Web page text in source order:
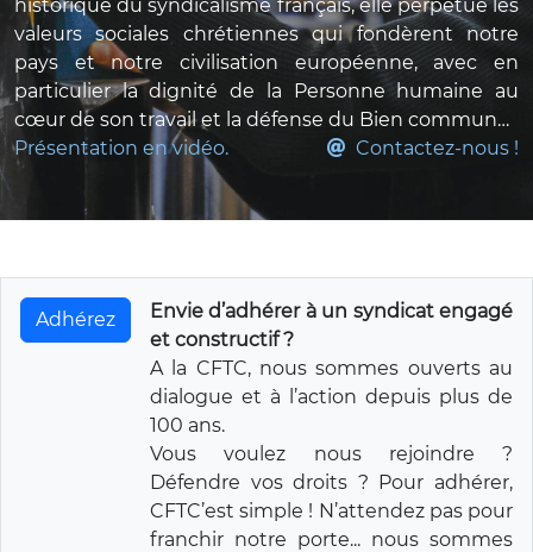
historique du syndicalisme français, elle perpétue les
valeurs sociales chrétiennes qui fondèrent notre
pays et notre civilisation européenne, avec en
particulier la dignité de la Personne humaine au
cœur de son travail et la défense du Bien commun…
Présentation en vidéo.
Contactez-nous !
Adhérez
Envie d’adhérer à un syndicat engagé
et constructif ?
A la CFTC, nous sommes ouverts au
dialogue et à l’action depuis plus de
100 ans.
Vous voulez nous rejoindre ?
Défendre vos droits ? Pour adhérer,
CFTC’est simple ! N’attendez pas pour
franchir notre porte... nous sommes